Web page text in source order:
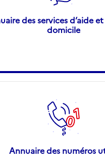
des services d’aide
domicile
Annuaire des numéros